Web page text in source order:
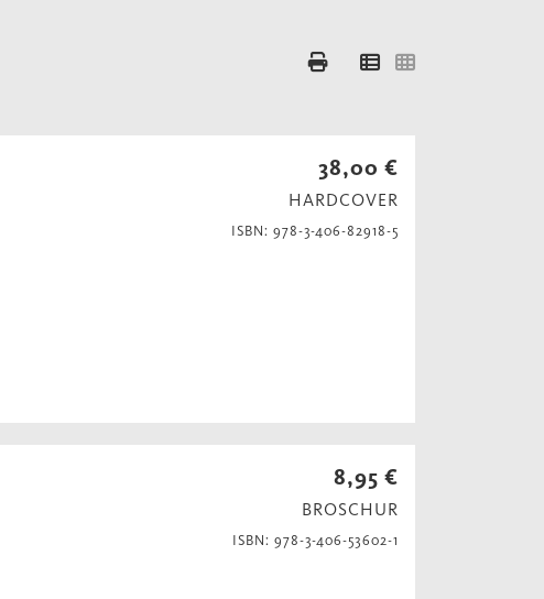
38,00 €
HARDCOVER
ISBN: 978-3-406-82918-5
8,95 €
BROSCHUR
ISBN: 978-3-406-53602-1